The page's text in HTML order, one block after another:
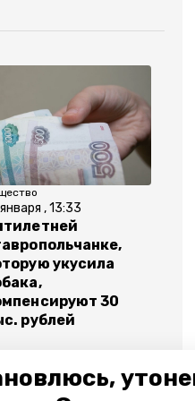
, 13:33
укусила
30
рублей